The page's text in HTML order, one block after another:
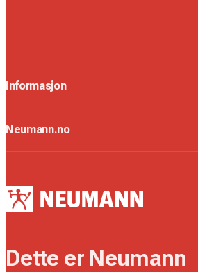
Informasjon
Neumann.no
Dette er Neumann